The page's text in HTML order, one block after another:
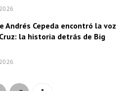
Andrés Cepeda encontró la voz
la historia detrás de Big